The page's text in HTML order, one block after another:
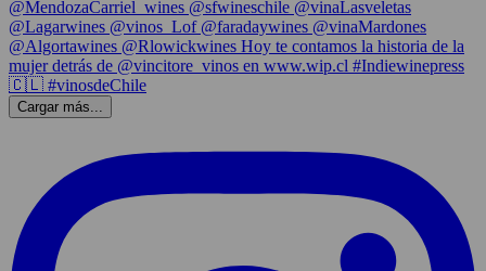
Cargar más...